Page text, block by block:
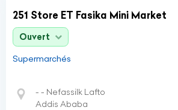
251 Store ET Fasika Mini Market
Ouvert
Supermarchés
- - Nefassilk Lafto
Addis Ababa